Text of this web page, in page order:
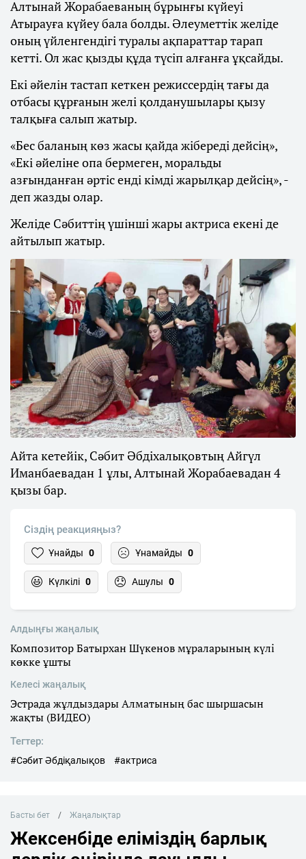
Алтынай Жорабаеваның бұрынғы күйеуі
Атырауға күйеу бала болды. Әлеуметтік желіде
оның үйленгендігі туралы ақпараттар тарап
кетті. Ол жас қызды құда түсіп алғанға ұқсайды.
Екі әйелін тастап кеткен режиссердің тағы да
отбасы құрғанын желі қолданушылары қызу
талқыға салып жатыр.
«Бес баланың көз жасы қайда жібереді дейсің»,
«Екі әйеліне опа бермеген, моральды
азғынданған әртіс енді кімді жарылқар дейсің», -
деп жазды олар.
Желіде Сәбиттің үшінші жары актриса екені де
айтылып жатыр.
Айта кетейік, Сәбит Әбдіхалықовтың Айгүл
Иманбаевадан 1 ұлы, Алтынай Жорабаевадан 4
қызы бар.
Сіздің реакцияңыз?
Ұнайды 0 Ұнамайды 0
Күлкілі 0 Ашулы 0
Алдыңғы жаңалық
Композитор Батырхан Шүкенов мұраларының күлі
көкке ұшты
Келесі жаңалық
Эстрада жұлдыздары Алматының бас шыршасын
жақты (ВИДЕО)
Тегтер:
#Сәбит Әбдіқалықов #актриса
Басты бет Жаңалықтар
Жексенбіде еліміздің барлық